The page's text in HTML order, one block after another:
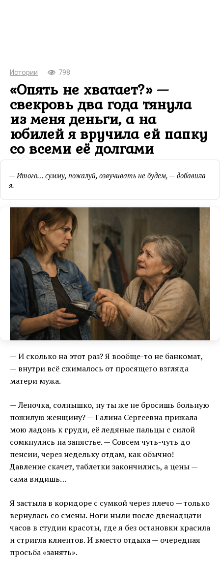
Истории 798
«Опять не хватает?» —
свекровь два года тянула
из меня деньги, а на
юбилей я вручила ей папку
со всеми её долгами
— Итого… сумму, пожалуй, озвучивать не будем, — добавила
я.
— И сколько на этот раз? Я вообще-то не банкомат,
— внутри всё сжималось от просящего взгляда
матери мужа.
— Леночка, солнышко, ну ты же не бросишь больную
пожилую женщину? — Галина Сергеевна прижала
мою ладонь к груди, её ледяные пальцы с силой
сомкнулись на запястье. — Совсем чуть-чуть до
пенсии, через недельку отдам, как обычно!
Давление скачет, таблетки закончились, а цены —
сама видишь…
Я застыла в коридоре с сумкой через плечо — только
вернулась со смены. Ноги ныли после двенадцати
часов в студии красоты, где я без остановки красила
и стригла клиентов. И вместо отдыха — очередная
просьба «занять».